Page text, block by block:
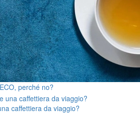
perché no?
caffettiera da viaggio?